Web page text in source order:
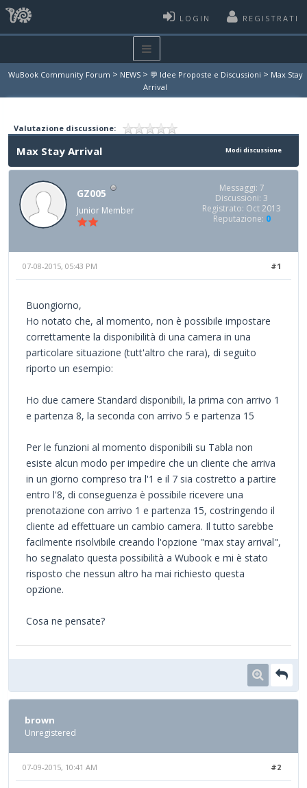
LOGIN REGISTRATI
WuBook Community Forum > NEWS > 💬 Idee Proposte e Discussioni > Max Stay
Arrival
Valutazione discussione:
Modi discussione
Max Stay Arrival
GZ005
Junior Member
Messaggi: 7
Discussioni: 3
Registrato: Oct 2013
Reputazione: 0
#1
07-08-2015, 05:43 PM
Buongiorno,
Ho notato che, al momento, non è possibile impostare
correttamente la disponibilità di una camera in una
particolare situazione (tutt'altro che rara), di seguito
riporto un esempio:
Ho due camere Standard disponibili, la prima con arrivo 1
e partenza 8, la seconda con arrivo 5 e partenza 15
Per le funzioni al momento disponibili su Tabla non
esiste alcun modo per impedire che un cliente che arriva
in un giorno compreso tra l'1 e il 7 sia costretto a partire
entro l'8, di conseguenza è possibile ricevere una
prenotazione con arrivo 1 e partenza 15, costringendo il
cliente ad effettuare un cambio camera. Il tutto sarebbe
facilmente risolvibile creando l'opzione "max stay arrival",
ho segnalato questa possibilità a Wubook e mi è stato
risposto che nessun altro ha mai richiesto questa
opzione.
Cosa ne pensate?
brown
Unregistered
#2
07-09-2015, 10:41 AM